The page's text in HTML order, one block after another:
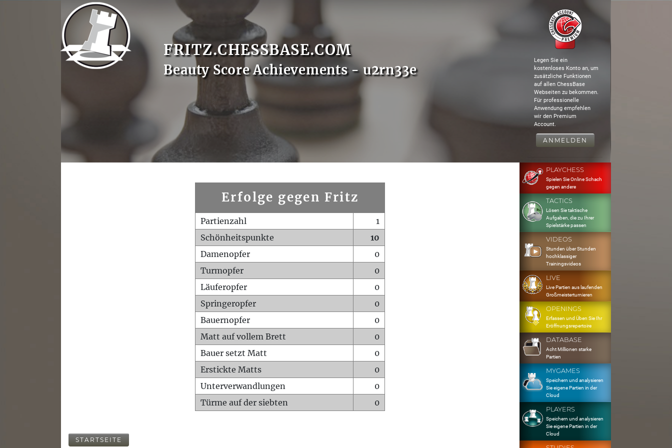
FRITZ.CHESSBASE.COM
Beauty Score Achievements - u2rn33e
Legen Sie ein
kostenloses Konto an, um
zusätzliche Funktionen
auf allen ChessBase
Webseiten zu bekommen.
Für professionelle
Anwendung empfehlen
wir den Premium
Account.
ANMELDEN
Erfolge gegen Fritz
Partienzahl
1
Schönheitspunkte
10
Damenopfer
0
Turmopfer
0
Läuferopfer
0
Springeropfer
0
Bauernopfer
0
Matt auf vollem Brett
0
Bauer setzt Matt
0
Erstickte Matts
0
Unterverwandlungen
0
Türme auf der siebten
0
STARTSEITE
PLAYCHESS
Spielen Sie Online Schach
gegen andere
TACTICS
Lösen Sie taktische
Aufgaben, die zu Ihrer
Spielstärke passen
VIDEOS
Stunden über Stunden
hochklassiger
Trainingsvideos
LIVE
Live Partien aus laufenden
Großmeisterturnieren
OPENINGS
Erfassen und Üben Sie Ihr
Eröffnungsrepertoire
DATABASE
Acht Millionen starke
Partien
MYGAMES
Speichern und analysieren
Sie eigene Partien in der
Cloud
PLAYERS
Speichern und analysieren
Sie eigene Partien in der
Cloud